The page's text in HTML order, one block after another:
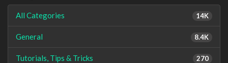
14K
All Categories
8.4K
General
270
Tutorials, Tips & Tricks